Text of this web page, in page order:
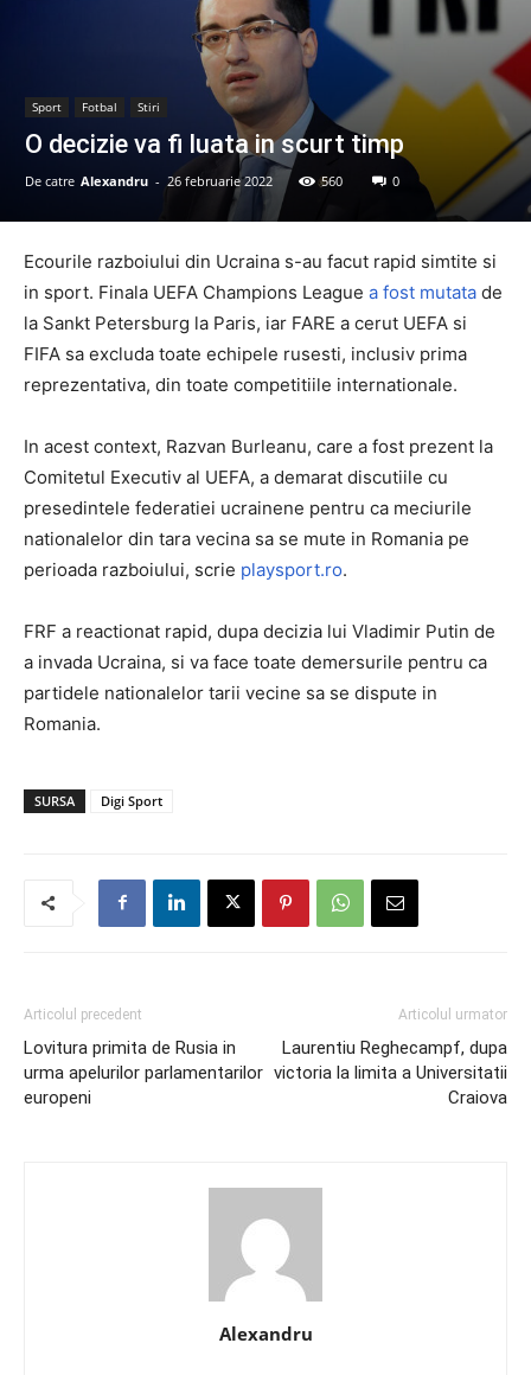
Sport Fotbal Stiri
O decizie va fi luata in scurt timp
De catre Alexandru - 26 februarie 2022 560 0
Ecourile razboiului din Ucraina s-au facut rapid simtite si
in sport. Finala UEFA Champions League a fost mutata de
la Sankt Petersburg la Paris, iar FARE a cerut UEFA si
FIFA sa excluda toate echipele rusesti, inclusiv prima
reprezentativa, din toate competitiile internationale.
In acest context, Razvan Burleanu, care a fost prezent la
Comitetul Executiv al UEFA, a demarat discutiile cu
presedintele federatiei ucrainene pentru ca meciurile
nationalelor din tara vecina sa se mute in Romania pe
perioada razboiului, scrie playsport.ro.
FRF a reactionat rapid, dupa decizia lui Vladimir Putin de
a invada Ucraina, si va face toate demersurile pentru ca
partidele nationalelor tarii vecine sa se dispute in
Romania.
SURSA Digi Sport
Articolul precedent
Lovitura primita de Rusia in
urma apelurilor parlamentarilor
europeni
Articolul urmator
Laurentiu Reghecampf, dupa
victoria la limita a Universitatii
Craiova
Alexandru